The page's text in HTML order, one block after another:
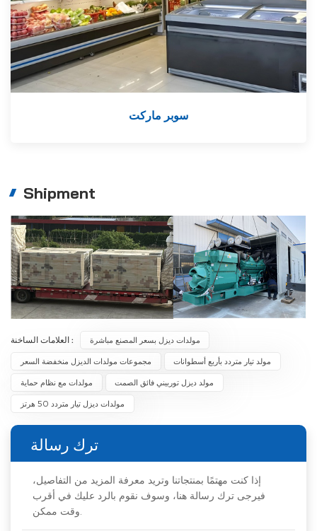
سوبر ماركت
Shipment
العلامات الساخنة : مولدات ديزل بسعر المصنع مباشرة
مجموعات مولدات الديزل منخفضة السعر مولد تيار متردد بأربع أسطوانات
مولدات مع نظام حماية مولد ديزل توربيني فائق الصمت
مولدات ديزل تيار متردد 50 هرتز
ترك رسالة
إذا كنت مهتمًا بمنتجاتنا وتريد معرفة المزيد من التفاصيل،
فيرجى ترك رسالة هنا، وسوف نقوم بالرد عليك في أقرب